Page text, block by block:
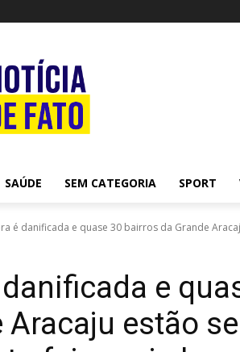
SAÚDE SEM CATEGORIA SPORT
é danificada e quase 30 bairros da Grande
e
Aracaju estão